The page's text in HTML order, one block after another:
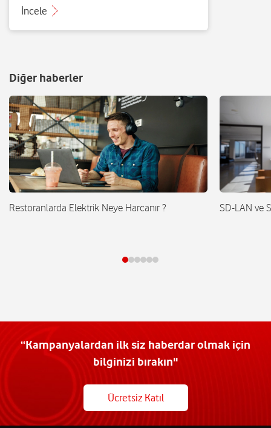
İncele
Diğer haberler
Restoranlarda Elektrik Neye Harcanır ? SD-LAN ve
“Kampanyalardan ilk siz haberdar olmak için
bilginizi bırakın"
Ücretsiz Katıl